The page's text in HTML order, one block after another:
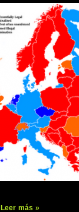
Leer más »